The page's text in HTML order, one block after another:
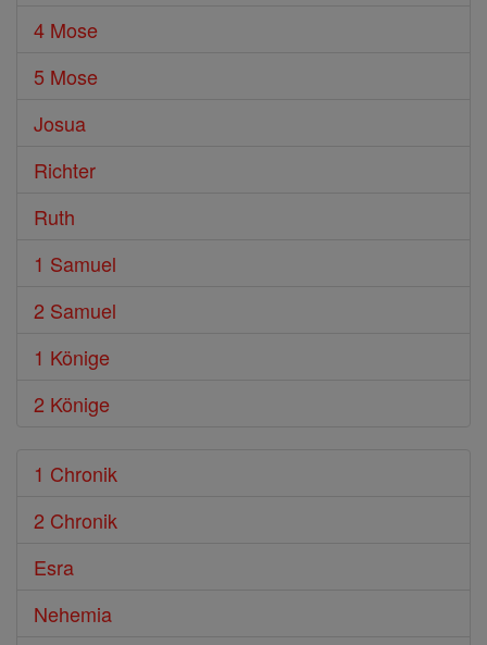
4 Mose
5 Mose
Josua
Richter
Ruth
1 Samuel
2 Samuel
1 Könige
2 Könige
1 Chronik
2 Chronik
Esra
Nehemia